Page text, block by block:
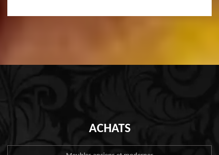
ACHATS